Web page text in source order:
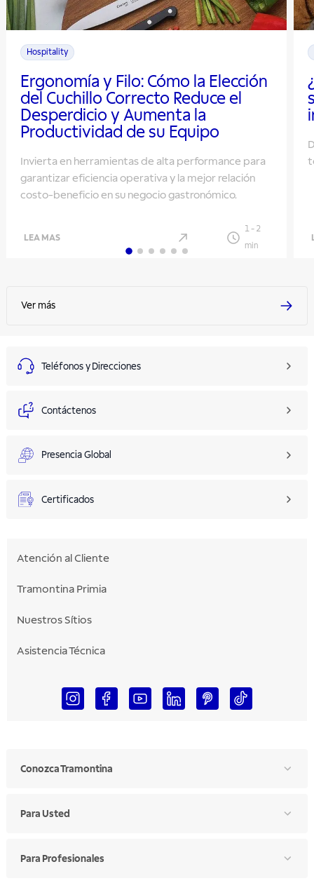
Hospitality
Ergonomía y Filo: Cómo la Elección
del Cuchillo Correcto Reduce el
Desperdicio y Aumenta la
Productividad de su Equipo
Invierta en herramientas de alta performance para
garantizar eficiencia operativa y la mejor relación
costo-beneficio en su negocio gastronómico.
LEA MAS
1- 2
min
Ver más
Teléfonos y Direcciones
Contáctenos
Presencia Global
Certificados
Atención al Cliente
Tramontina Primia
Nuestros Sítios
Asistencia Técnica
Conozca Tramontina
Para Usted
Para Profesionales